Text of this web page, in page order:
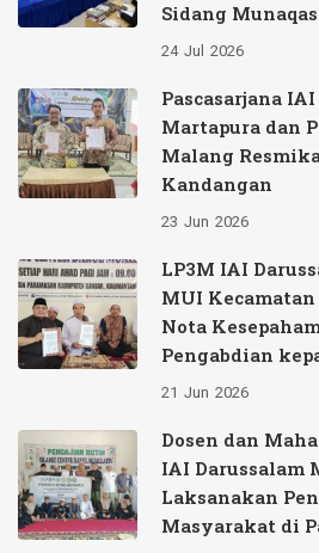
Sidang
24 Jul 2026
Pascasarjana
Martapura dan
Malang
Kandangan
23 Jun 2026
LP3M IAI
MUI Kecamatan
Nota
Pengabdian
21 Jun 2026
Dosen dan
IAI Darussalam
Laksanakan
Masyarakat di